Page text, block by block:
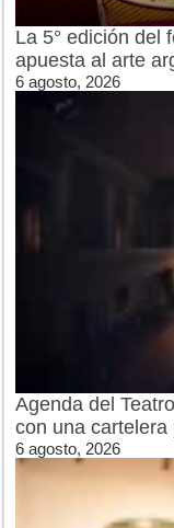
La 5° edición del
apuesta al arte
6 agosto, 2026
Agenda del
con una
6 agosto, 2026